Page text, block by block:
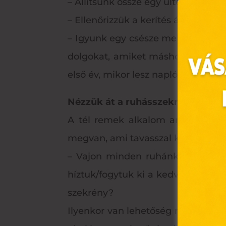
– Ellenőrizzük a kerítés állapotát,
– Igyunk egy csésze meleg teát
dolgokat, amiket máshogy
első év, mikor lesz napló. Nagyon
Nézzük át a ruhásszekrényt
A tél remek alkalom arra, hogy
megvan, ami tavasszal kell majd.
– Vajon minden ruhánk jó
híztuk/fogytuk ki a kedvenc
szekrény?
Ilyenkor van lehetőség mindent